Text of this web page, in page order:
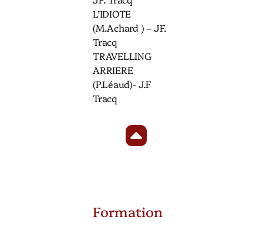
L’IDIOTE
(M.Achard ) – JF.
Tracq
TRAVELLING
ARRIERE
(P.Léaud)- J.F
Tracq
Formation